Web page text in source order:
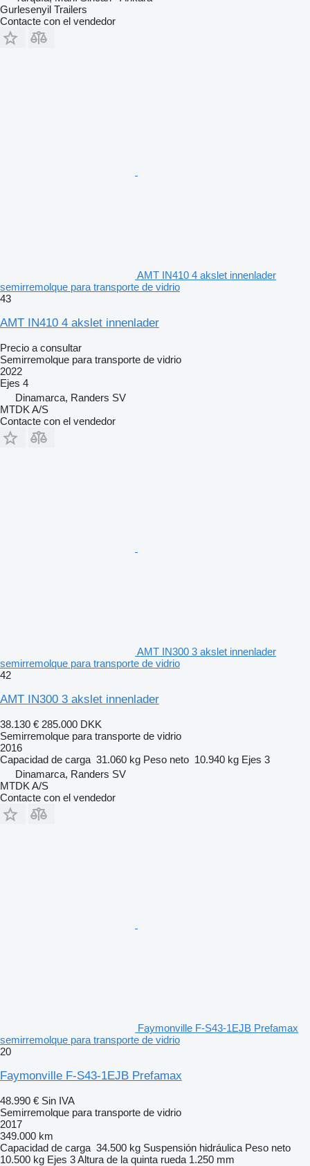
Gurlesenyil Trailers
Contacte con el vendedor
AMT IN410 4 akslet innenlader
semirremolque para transporte de vidrio
43
AMT IN410 4 akslet innenlader
Precio a consultar
Semirremolque para transporte de vidrio
2022
Ejes 4
Dinamarca, Randers SV
MTDK A/S
Contacte con el vendedor
AMT IN300 3 akslet innenlader
semirremolque para transporte de vidrio
42
AMT IN300 3 akslet innenlader
38.130 € 285.000 DKK
Semirremolque para transporte de vidrio
2016
Capacidad de carga 31.060 kg Peso neto 10.940 kg Ejes 3
Dinamarca, Randers SV
MTDK A/S
Contacte con el vendedor
Faymonville F-S43-1EJB Prefamax
semirremolque para transporte de vidrio
20
Faymonville F-S43-1EJB Prefamax
48.990 € Sin IVA
Semirremolque para transporte de vidrio
2017
349.000 km
Capacidad de carga 34.500 kg Suspensión hidráulica Peso neto
10.500 kg Ejes 3Altura de la quinta rueda 1.250 mm